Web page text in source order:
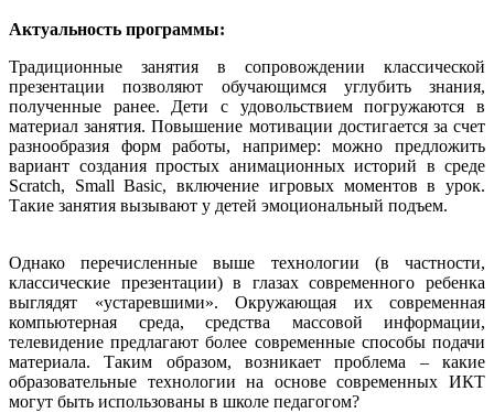
Актуальность программы:
Традиционные занятия в сопровождении классической
презентации позволяют обучающимся углубить знания,
полученные ранее. Дети с удовольствием погружаются в
материал занятия. Повышение мотивации достигается за счет
разнообразия форм работы, например: можно предложить
вариант создания простых анимационных историй в среде
Scratch, Small Basic, включение игровых моментов в урок.
Такие занятия вызывают у детей эмоциональный подъем.
Однако перечисленные выше технологии (в частности,
классические презентации) в глазах современного ребенка
выглядят «устаревшими». Окружающая их современная
компьютерная среда, средства массовой информации,
телевидение предлагают более современные способы подачи
материала. Таким образом, возникает проблема – какие
образовательные технологии на основе современных ИКТ
могут быть использованы в школе педагогом?